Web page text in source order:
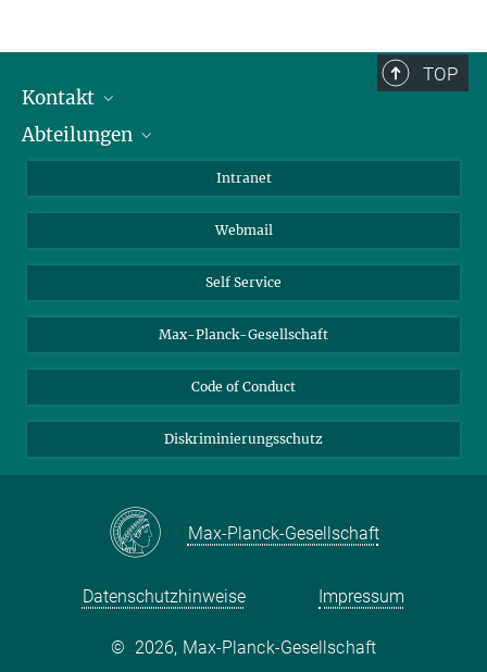
TOP
Kontakt
Mitarbeiterverzeichnis
Abteilungen
Kolloidchemie
Nachhaltige und Bio-inspirierte Materialien
Intranet
Webmail
Self Service
Max-Planck-Gesellschaft
Code of Conduct
Diskriminierungsschutz
Max-Planck-Gesellschaft
Datenschutzhinweise Impressum
© 2026, Max-Planck-Gesellschaft